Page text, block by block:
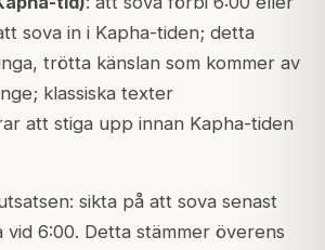
sova in i Kapha-tiden; detta
trötta känslan som kommer av
klassiska texter
att stiga upp innan Kapha-tiden
sikta på att sova senast
vid 6:00. Detta stämmer överens